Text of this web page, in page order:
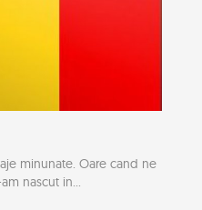
minunate. Oare cand ne
nascut in...